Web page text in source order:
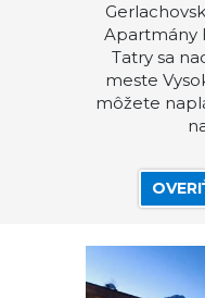
Apartmány
Tatry sa
meste
môžete